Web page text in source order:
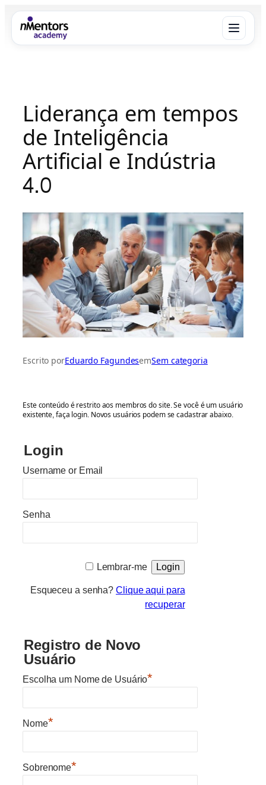
Pular
para
conteúdo
Sobre
O que fazemos
Benefícios
Área do Aluno
Fale com nossa equipe
Liderança em tempos
de Inteligência
Artificial e Indústria
4.0
Escrito porEduardo FagundesemSem categoria
Este conteúdo é restrito aos membros do site. Se você é um usuário
existente, faça login. Novos usuários podem se cadastrar abaixo.
Login
Username or Email
Senha
Lembrar-me
Esqueceu a senha?Clique aqui para
recuperar
Registro de Novo
Usuário
Escolha um Nome de Usuário*
Nome*
Sobrenome*